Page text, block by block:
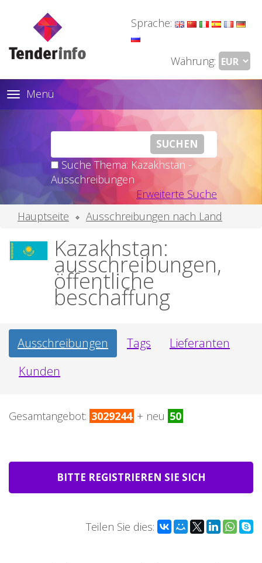
Sprache:
Währung:
Toggle
navigation
Menü
Suche Thema: Kazakhstan -
Ausschreibungen
Erweiterte Suche
Hauptseite
Ausschreibungen nach Land
Kazakhstan:
ausschreibungen,
öffentliche
beschaffung
Ausschreibungen Tags
Lieferanten
Kunden
Gesamtangebot: 3029244 + neu 50
BITTE REGISTRIEREN SIE SICH
Teilen Sie dies: